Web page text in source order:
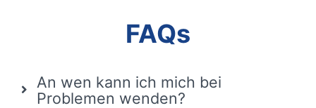
FAQs
An wen kann ich mich bei
Problemen wenden?